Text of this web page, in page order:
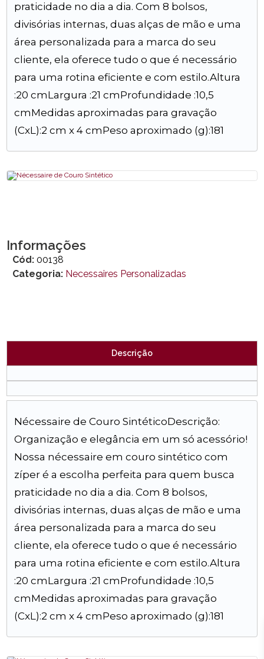
praticidade no dia a dia. Com 8 bolsos,
divisórias internas, duas alças de mão e uma
área personalizada para a marca do seu
cliente, ela oferece tudo o que é necessário
para uma rotina eficiente e com estilo.Altura
:20 cmLargura :21 cmProfundidade :10,5
cmMedidas aproximadas para gravação
(CxL):2 cm x 4 cmPeso aproximado (g):181
Informações
Cód: 00138
Categoria: Necessaires Personalizadas
Descrição
Nécessaire de Couro SintéticoDescrição:
Organização e elegância em um só acessório!
Nossa nécessaire em couro sintético com
zíper é a escolha perfeita para quem busca
praticidade no dia a dia. Com 8 bolsos,
divisórias internas, duas alças de mão e uma
área personalizada para a marca do seu
cliente, ela oferece tudo o que é necessário
para uma rotina eficiente e com estilo.Altura
:20 cmLargura :21 cmProfundidade :10,5
cmMedidas aproximadas para gravação
(CxL):2 cm x 4 cmPeso aproximado (g):181